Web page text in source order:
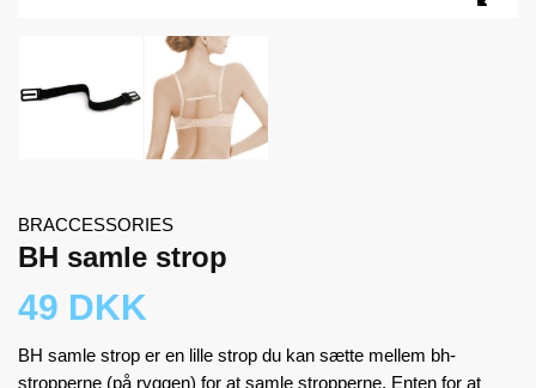
BRACCESSORIES
BH samle strop
49 DKK
BH samle strop er en lille strop du kan sætte mellem bh-
stropperne (på ryggen) for at samle stropperne. Enten for at